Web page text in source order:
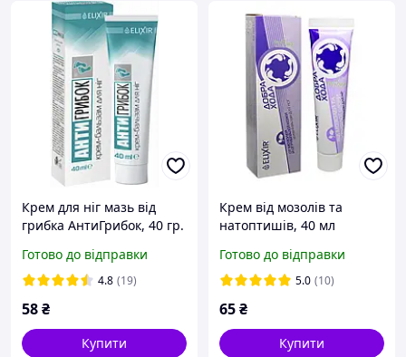
Крем для ніг мазь від
грибка АнтиГрибок, 40 гр.
Готово до відправки
4.8 (19)
58₴
Купити
Крем від мозолів та
натоптишів, 40 мл
Готово до відправки
5.0 (10)
65₴
Купити